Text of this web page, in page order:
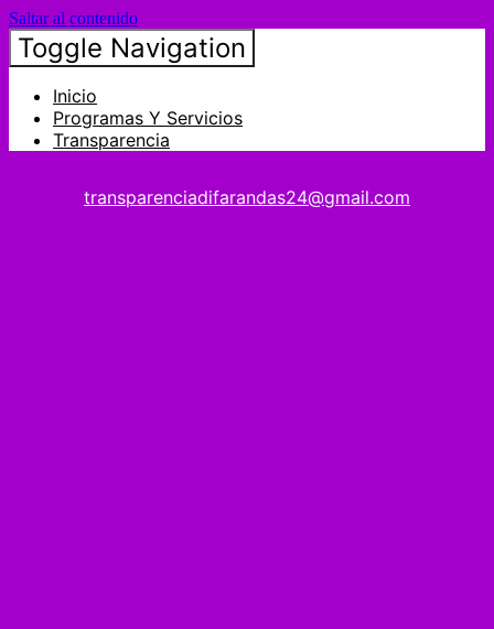
Saltar al contenido
Toggle Navigation
Inicio
Programas Y Servicios
Transparencia
transparenciadifarandas24@gmail.com